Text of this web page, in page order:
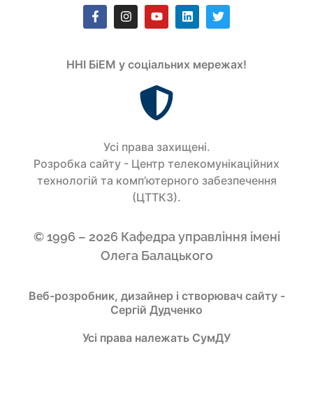
ННІ БіЕМ у соціальних мережах!
Усi права захищенi.
Розробка сайту - Центр телекомунікаційних
технологій та комп’ютерного забезпечення
(ЦТТКЗ).
© 1996 – 2026 Кафедра управління імені
Олега Балацького
Веб-розробник, дизайнер і створювач сайту -
Сергій Дудченко
Усі права належать СумДУ